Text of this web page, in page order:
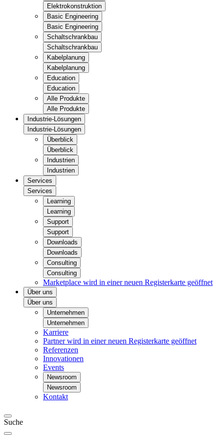
Elektrokonstruktion
Basic Engineering
Basic Engineering
Schaltschrankbau
Schaltschrankbau
Kabelplanung
Kabelplanung
Education
Education
Alle Produkte
Alle Produkte
Industrie-Lösungen
Industrie-Lösungen
Überblick
Überblick
Industrien
Industrien
Services
Services
Learning
Learning
Support
Support
Downloads
Downloads
Consulting
Consulting
Marketplace wird in einer neuen Registerkarte geöffnet
Über uns
Über uns
Unternehmen
Unternehmen
Karriere
Partnerwird in einer neuen Registerkarte geöffnet
Referenzen
Innovationen
Events
Newsroom
Newsroom
Kontakt
Suche